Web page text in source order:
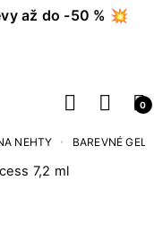
až do -50 % 💥
0
NEHTY BAREVNÉ GEL